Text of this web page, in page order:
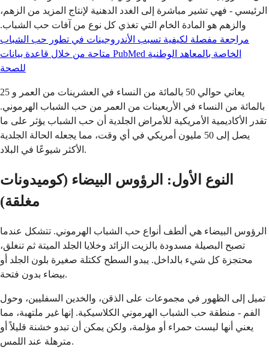
الرئيسي - فهي تشير مباشرة إلى الغدد الدهنية لإنتاج المزيد من الزهم،
والزهم هو المادة الخام التي تغذي كل نوع من آفات حب الشباب.
مراجعة مفصلة لكيفية تسبب الأندروجينات في تطور حب الشباب
متاحة من خلال قاعدة بيانات PubMed الخاصة بالمعاهد الوطنية
للصحة
يعاني حوالي 50 بالمائة من النساء في العشرينات من العمر و 25
بالمائة من النساء في الأربعينات من العمر من حب الشباب الهرموني.
تقدر الأكاديمية الأمريكية للأمراض الجلدية أن حب الشباب يؤثر على ما
يصل إلى 50 مليون أمريكي في أي وقت، مما يجعله الحالة الجلدية
الأكثر شيوعًا في البلاد.
النوع الأول: الرؤوس البيضاء (كوميدونات
مغلقة)
الرؤوس البيضاء هي ألطف أنواع حب الشباب الهرموني. تتشكل عندما
تصبح البصيلة مسدودة بالزيت الزائد وخلايا الجلد الميتة ثم تنغلق،
محتجزة كل شيء بالداخل. يبدو السطح ككتلة صغيرة بلون الجلد أو
بيضاء بدون فتحة.
تميل إلى الظهور في مجموعات على الذقن، والخدين السفليين، وحول
الفم - منطقة حب الشباب الهرموني الكلاسيكية. إنها غير ملتهبة، مما
يعني أنها ليست حمراء أو مؤلمة، ولكن يمكن أن تبدو خشنة قليلاً أو
مترهلة عند اللمس.